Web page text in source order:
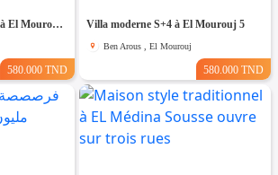
Villa indépendante S+6 à El Mourouj 4
580.000 TND
Villa moderne S+4 à El Mourouj 5
Ben Arous , El Mourouj
580.000 TND